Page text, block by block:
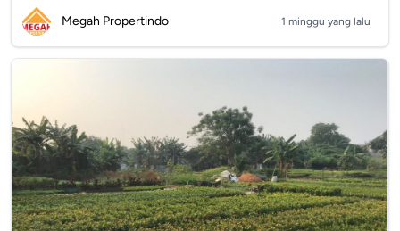
Megah Propertindo 1 minggu yang lalu